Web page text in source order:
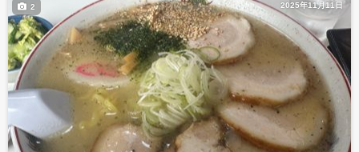
2025年11月11日
2